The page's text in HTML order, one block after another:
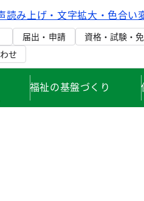
読み上げ・文字拡大・色合い
届出・申請 資格・試験・
せ
福祉の基盤づくり